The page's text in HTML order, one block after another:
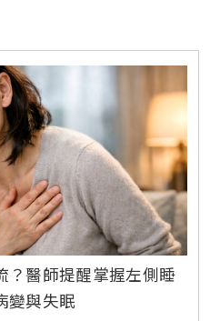
？醫師提醒掌握左側睡
變與失眠